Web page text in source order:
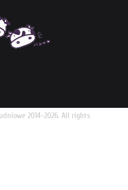
2014-2026. All rights